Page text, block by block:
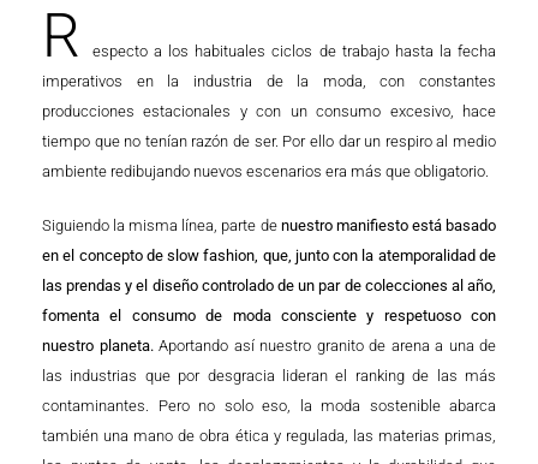
R
especto a los habituales ciclos de trabajo hasta la fecha
imperativos en la industria de la moda, con constantes
producciones estacionales y con un consumo excesivo, hace
tiempo que no tenían razón de ser. Por ello dar un respiro al medio
ambiente redibujando nuevos escenarios era más que obligatorio.
Siguiendo la misma línea, parte de nuestro manifiesto está basado
en el concepto de slow fashion, que, junto con la atemporalidad de
las prendas y el diseño controlado de un par de colecciones al año,
fomenta el consumo de moda consciente y respetuoso con
nuestro planeta. Aportando así nuestro granito de arena a una de
las industrias que por desgracia lideran el ranking de las más
contaminantes. Pero no solo eso, la moda sostenible abarca
también una mano de obra ética y regulada, las materias primas,